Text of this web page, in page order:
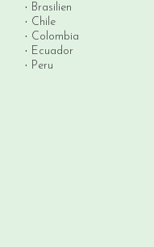
Brasilien
Chile
Colombia
Ecuador
Peru